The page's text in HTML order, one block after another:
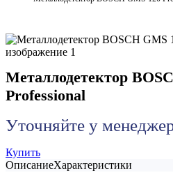
Металлодетектор
Professional
Уточняйте у
Купить
ОписаниеХарактеристики